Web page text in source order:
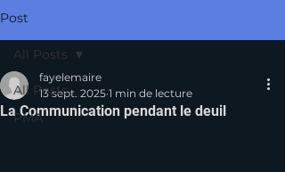
Post
All Posts
PMA
All Posts
La Communication pendant le deuil
fayelemaire
13 sept. 2025 1 min de lecture